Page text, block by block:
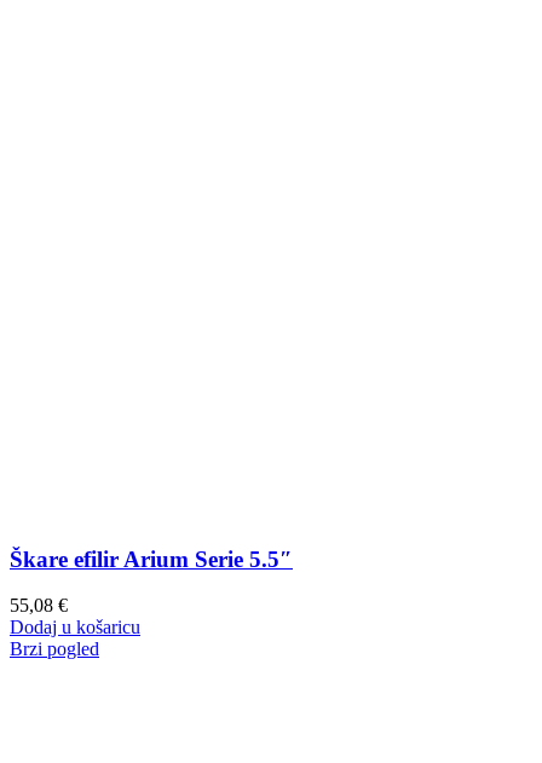
Škare efilir Arium Serie 5.5″
55,08 €
Dodaj u košaricu
Brzi pogled